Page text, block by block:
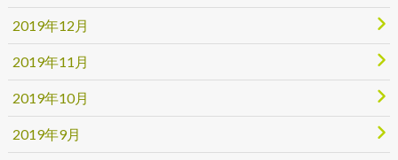
2019年12月
2019年11月
2019年10月
2019年9月